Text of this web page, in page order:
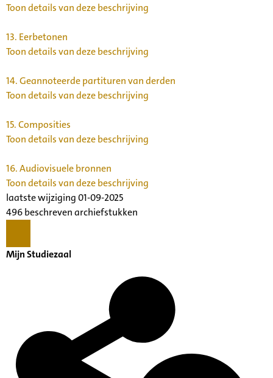
Toon details van deze beschrijving
13. Eerbetonen
Toon details van deze beschrijving
14.Geannoteerde partituren van derden
Toon details van deze beschrijving
15.Composities
Toon details van deze beschrijving
16.Audiovisuele bronnen
Toon details van deze beschrijving
laatste wijziging 01-09-2025
496 beschreven archiefstukken
Mijn Studiezaal